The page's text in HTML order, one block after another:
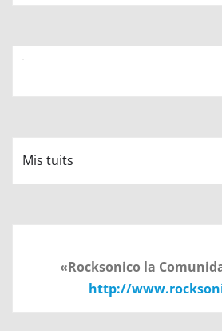
Mis tuits
«Rocksonico la
http://